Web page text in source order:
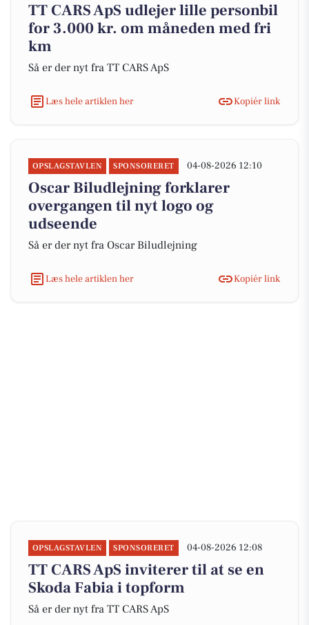
TT CARS ApS udlejer lille personbil
for 3.000 kr. om måneden med fri
km
Så er der nyt fra TT CARS ApS
Læs hele artiklen her Kopiér link
OPSLAGSTAVLEN SPONSORERET 04-08-2026 12:10
Oscar Biludlejning forklarer
overgangen til nyt logo og
udseende
Så er der nyt fra Oscar Biludlejning
Læs hele artiklen her Kopiér link
OPSLAGSTAVLEN SPONSORERET 04-08-2026 12:08
TT CARS ApS inviterer til at se en
Skoda Fabia i topform
Så er der nyt fra TT CARS ApS